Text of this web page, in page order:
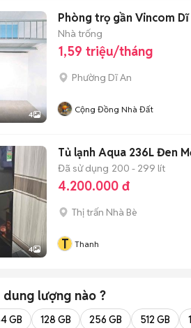
4
Phòng trọ gần Vincom Dĩ
Nhà trống
1,59 triệu/tháng
Phường Dĩ An
Cộng Đồng Nhà Đất
4
Tủ lạnh Aqua 236L Đen
Đã sử dụng 200 - 299 lít
4.200.000 đ
Thị trấn Nhà Bè
T Thanh
dung lượng nào ?
GB 128 GB 256 GB 512 GB